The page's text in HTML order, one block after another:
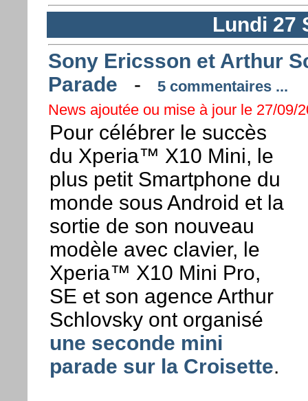
Lundi 27
Sony Ericsson et Arthur
Parade -
5 commentaires ...
News ajoutée ou mise à jour le 27/09/
Pour célébrer le succès
du Xperia™ X10 Mini, le
plus petit Smartphone du
monde sous Android et la
sortie de son nouveau
modèle avec clavier, le
Xperia™ X10 Mini Pro,
SE et son agence Arthur
Schlovsky ont organisé
une seconde mini
parade sur la Croisette.